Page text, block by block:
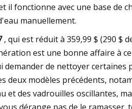
fonctionne avec une base de
manuellement.
, qui est réduit à 359,99 $ (290 $
est une bonne affaire à
de nettoyer certaines
deux modèles précédents,
et des vadrouilles oscillantes,